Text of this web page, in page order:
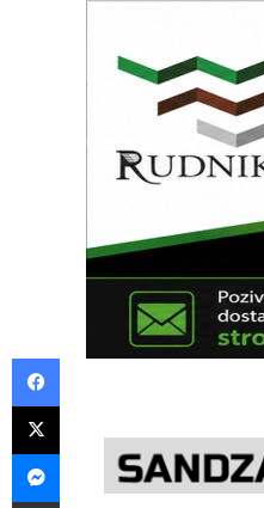
Facebook
X
Messenger
Pošalji preko E-Maila